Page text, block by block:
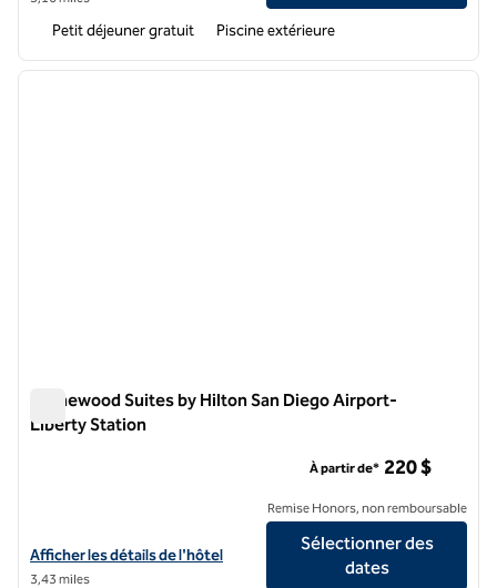
Petit déjeuner gratuit Piscine extérieure
1 sur 12
Homewood Suites by Hilton San Diego Airport-
Liberty Station
Afficher les détails de l'hôtel Homewood Suites by Hilton San
Afficher les détails de l'hôtel
3,43 miles
À partir de* 220 $
Remise Honors, non remboursable
Sélectionner des
dates